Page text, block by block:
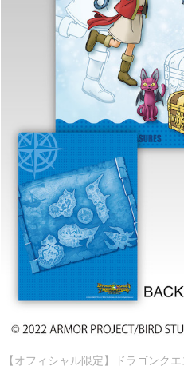
【オフィシャル限定】ドラゴンク